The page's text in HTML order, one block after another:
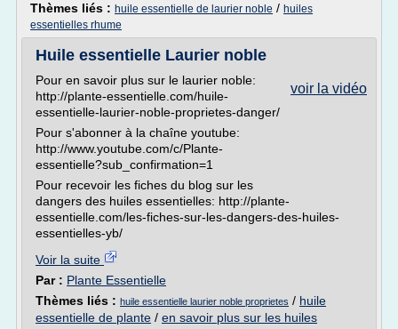
Thèmes liés : huile essentielle de laurier noble / huiles
essentielles rhume
Huile essentielle Laurier noble
voir la vidéo
Pour en savoir plus sur le laurier noble:
http://plante-essentielle.com/huile-
essentielle-laurier-noble-proprietes-danger/
Pour s'abonner à la chaîne youtube:
http://www.youtube.com/c/Plante-
essentielle?sub_confirmation=1
Pour recevoir les fiches du blog sur les
dangers des huiles essentielles: http://plante-
essentielle.com/les-fiches-sur-les-dangers-des-huiles-
essentielles-yb/
Voir la suite
Par : Plante Essentielle
Thèmes liés : huile essentielle laurier noble proprietes / huile
essentielle de plante / en savoir plus sur les huiles